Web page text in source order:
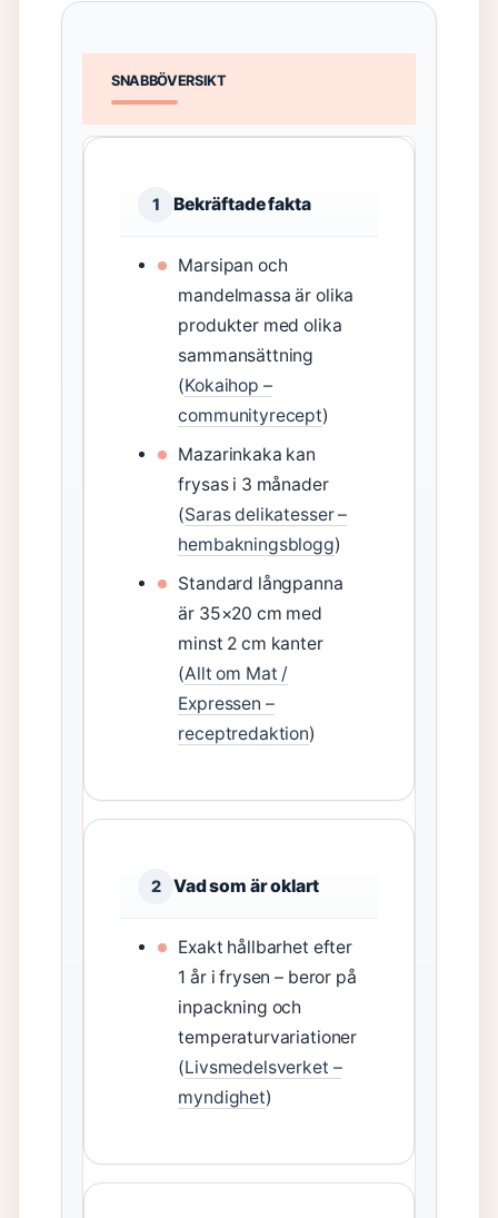
SNABBÖVERSIKT
1 Bekräftade fakta
Marsipan och
mandelmassa är olika
produkter med olika
sammansättning
(Kokaihop –
communityrecept)
Mazarinkaka kan
frysas i 3 månader
(Saras delikatesser –
hembakningsblogg)
Standard långpanna
är 35×20 cm med
minst 2 cm kanter
(Allt om Mat /
Expressen –
receptredaktion)
2 Vad som är oklart
Exakt hållbarhet efter
1 år i frysen – beror på
inpackning och
temperaturvariationer
(Livsmedelsverket –
myndighet)